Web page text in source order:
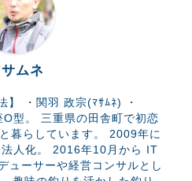
ムネ
】 ・関羽 政宗(ﾏｻﾑﾈ) ・
型。 三重県の田舎町で初恋
暮らしています。 2009年に
人化。 2016年10月から IT
ューサーや経営コンサルとし